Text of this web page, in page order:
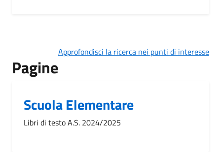
Approfondisci la ricerca nei punti di interesse
Pagine
Scuola Elementare
Libri di testo A.S. 2024/2025